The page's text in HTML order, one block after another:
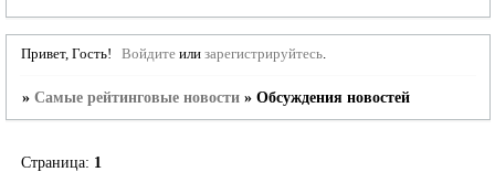
Привет, Гость! Войдитеили зарегистрируйтесь.
» Самые рейтинговые новости » Обсуждения новостей
Страница: 1